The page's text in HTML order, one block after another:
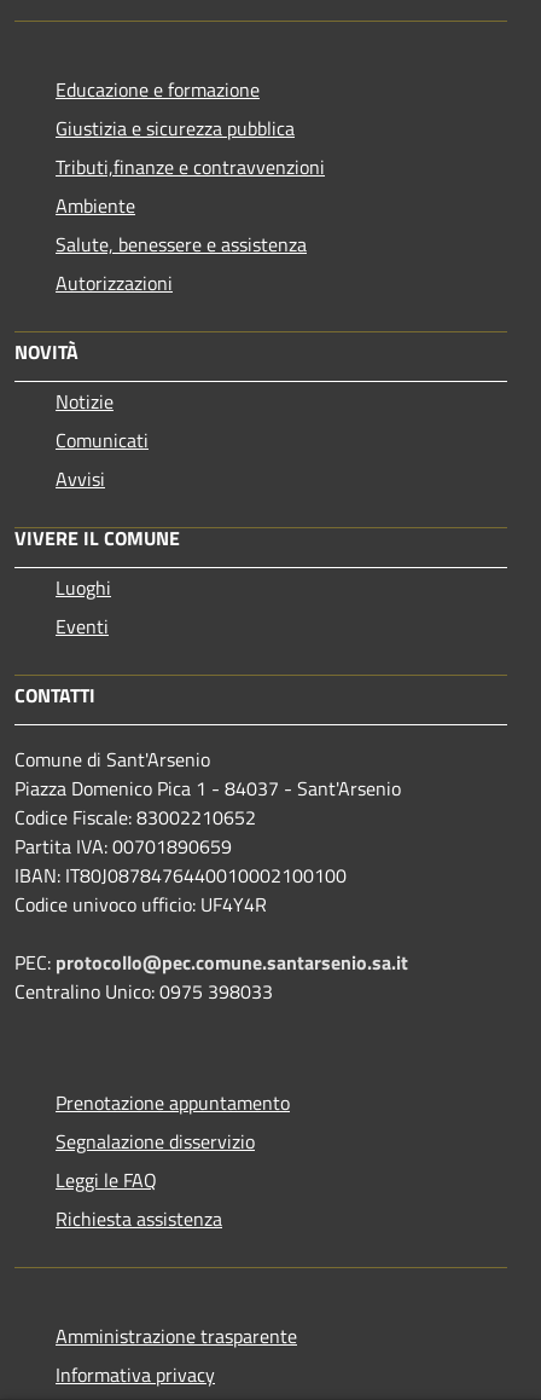
Educazione e formazione
Giustizia e sicurezza pubblica
Tributi,finanze e contravvenzioni
Ambiente
Salute, benessere e assistenza
Autorizzazioni
NOVITÀ
Notizie
Comunicati
Avvisi
VIVERE IL COMUNE
Luoghi
Eventi
CONTATTI
Comune di Sant'Arsenio
Piazza Domenico Pica 1 - 84037 - Sant'Arsenio
Codice Fiscale: 83002210652
Partita IVA: 00701890659
IBAN: IT80J0878476440010002100100
Codice univoco ufficio: UF4Y4R
PEC: protocollo@pec.comune.santarsenio.sa.it
Centralino Unico: 0975 398033
Prenotazione appuntamento
Segnalazione disservizio
Leggi le FAQ
Richiesta assistenza
Amministrazione trasparente
Informativa privacy